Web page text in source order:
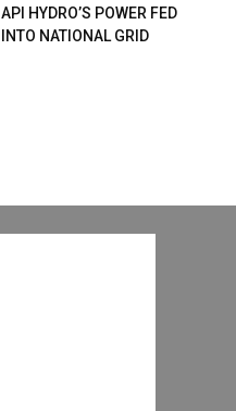
API HYDRO’S POWER FED
INTO NATIONAL GRID